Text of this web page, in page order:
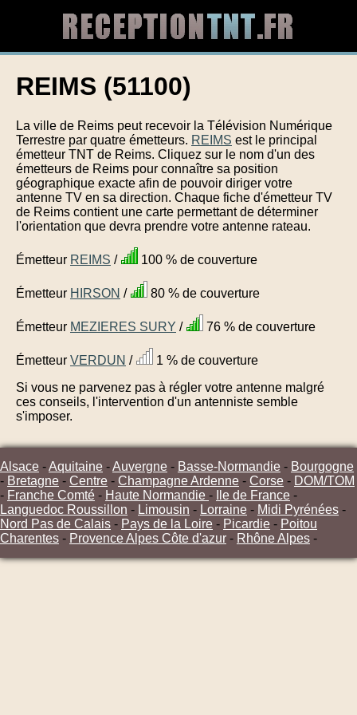
REIMS (51100)
La ville de Reims peut recevoir la Télévision Numérique
Terrestre par quatre émetteurs. REIMS est le principal
émetteur TNT de Reims. Cliquez sur le nom d'un des
émetteurs de Reims pour connaître sa position
géographique exacte afin de pouvoir diriger votre
antenne TV en sa direction. Chaque fiche d'émetteur TV
de Reims contient une carte permettant de déterminer
l'orientation que devra prendre votre antenne rateau.
Émetteur REIMS / 100 % de couverture
Émetteur HIRSON / 80 % de couverture
Émetteur MEZIERES SURY / 76 % de couverture
Émetteur VERDUN /
1 % de couverture
Si vous ne parvenez pas à régler votre antenne malgré
ces conseils, l'intervention d'un antenniste semble
s'imposer.
Alsace -Aquitaine -Auvergne - Basse-Normandie - Bourgogne
- Bretagne - Centre - Champagne Ardenne - Corse - DOM/TOM
- Franche Comté - Haute Normandie - Ile de France -
Languedoc Roussillon - Limousin - Lorraine - Midi Pyrénées -
Nord Pas de Calais - Pays de la Loire - Picardie - Poitou
Charentes - Provence Alpes Côte d'azur - Rhône Alpes -